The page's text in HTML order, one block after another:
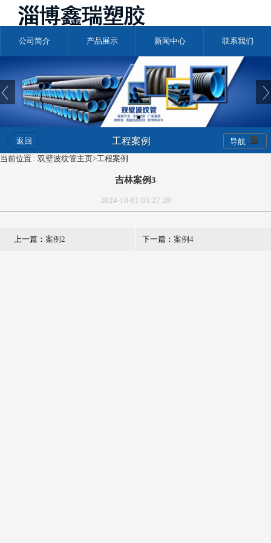
公司简介 产品展示 新闻中心 联系我们
返回 工程案例
导航
当前位置 : 双壁波纹管主页>工程案例
吉林案例3
2024-10-01 03:27:28
上一篇： 案例2 下一篇： 案例4